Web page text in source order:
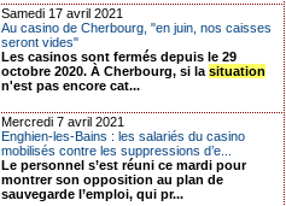
Samedi 17 avril 2021
Au casino de Cherbourg, "en juin, nos caisses
seront vides"
Les casinos sont fermés depuis le 29
octobre 2020. À Cherbourg, si la situation
n'est pas encore cat...
Mercredi 7 avril 2021
Enghien-les-Bains : les salariés du casino
mobilisés contre les suppressions d’e...
Le personnel s’est réuni ce mardi pour
montrer son opposition au plan de
sauvegarde l’emploi, qui pr...